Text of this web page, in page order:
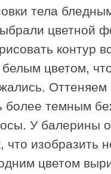
тела
цветной
контур
цветом,
Оттеняем
более темным
У балерины
что изобразить
цветом